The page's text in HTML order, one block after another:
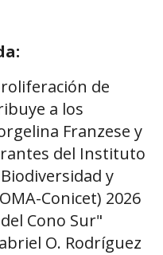
de
a los
Franzese y
del Instituto
y
Conicet) 2026
Cono Sur"
O. Rodríguez